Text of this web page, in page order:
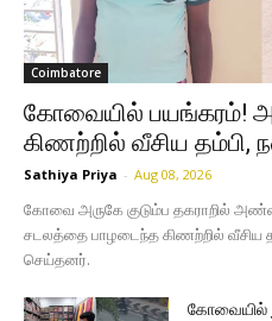
Coimbatore
கோவையில்
கிணற்றில் வீசிய தம்பி,
Sathiya Priya - Aug 08, 2026
கோவை அருகே குடும்ப தகராறில்
சடலத்தை பாழடைந்த கிணற்றில் வீசிய
செய்தனர்.
கோவையில்